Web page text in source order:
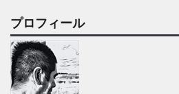
プロフィール